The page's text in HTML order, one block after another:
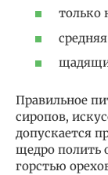
только
Правильное
сиропов,
допускается
щедро полить
горстью